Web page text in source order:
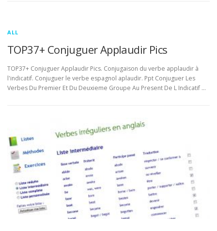
ALL
TOP37+ Conjuguer Applaudir Pics
TOP37+ Conjuguer Applaudir Pics. Conjugaison du verbe applaudir à
l'indicatif. Conjuguer le verbe espagnol aplaudir. Ppt Conjuguer Les
Verbes Du Premier Et Du Deuxieme Groupe Au Present De L Indicatif …